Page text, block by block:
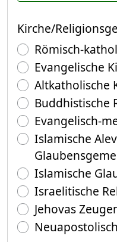
Kirche/
Römisch-
Evangelische
Altkatholische
Buddhistische
Evangelisch-
Islamische
Islamische
Israelitische
Jehovas